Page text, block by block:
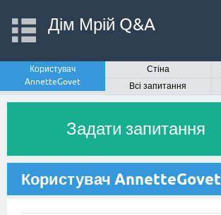
Дім Мрій Q&A
Користувач
AnnetteGovet
Стіна
Всі запитання
Задати запитання
Користувач AnnetteGovet